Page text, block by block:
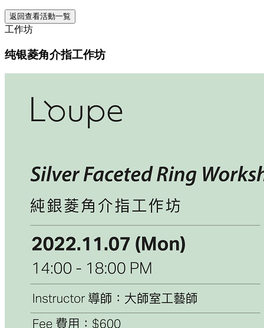
返回查看活動一覧
工作坊
纯银菱角介指工作坊